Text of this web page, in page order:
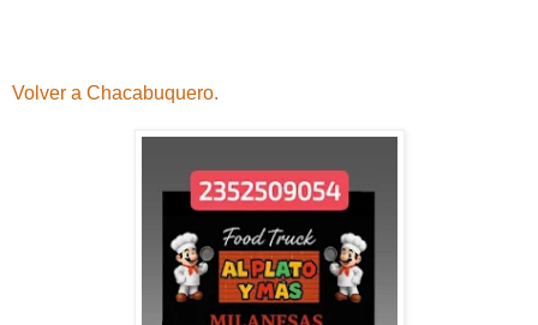
Volver a Chacabuquero.